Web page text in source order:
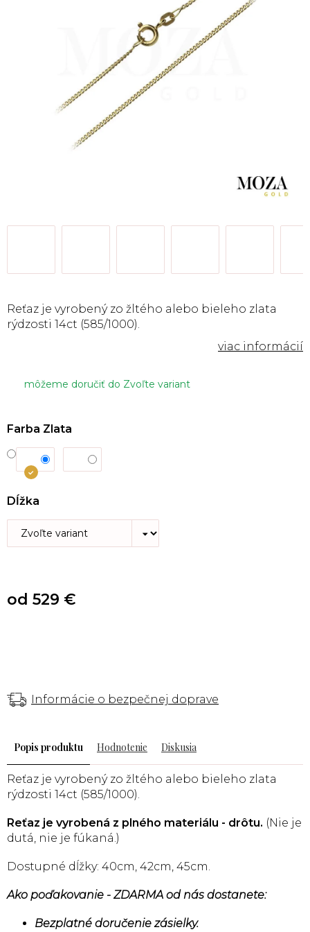
môžeme doručiť do Zvoľte variant
Farba Zlata
Dĺžka
Reťaz je vyrobený zo žltého alebo bieleho zlata
rýdzosti 14ct (585/1000).
Informácie o bezpečnej doprave
od 529 €
Popis Hodnotenie Diskusia
Reťaz je vyrobený zo žltého alebo bieleho zlata
rýdzosti 14ct (585/1000).
Reťaz je vyrobená z plného materiálu - drôtu. (Nie je
dutá, nie je fúkaná.)
Dostupné dĺžky: 40cm, 42cm, 45cm.
Ako poďakovanie - ZDARMA od nás dostanete:
Bezplatné doručenie zásielky.